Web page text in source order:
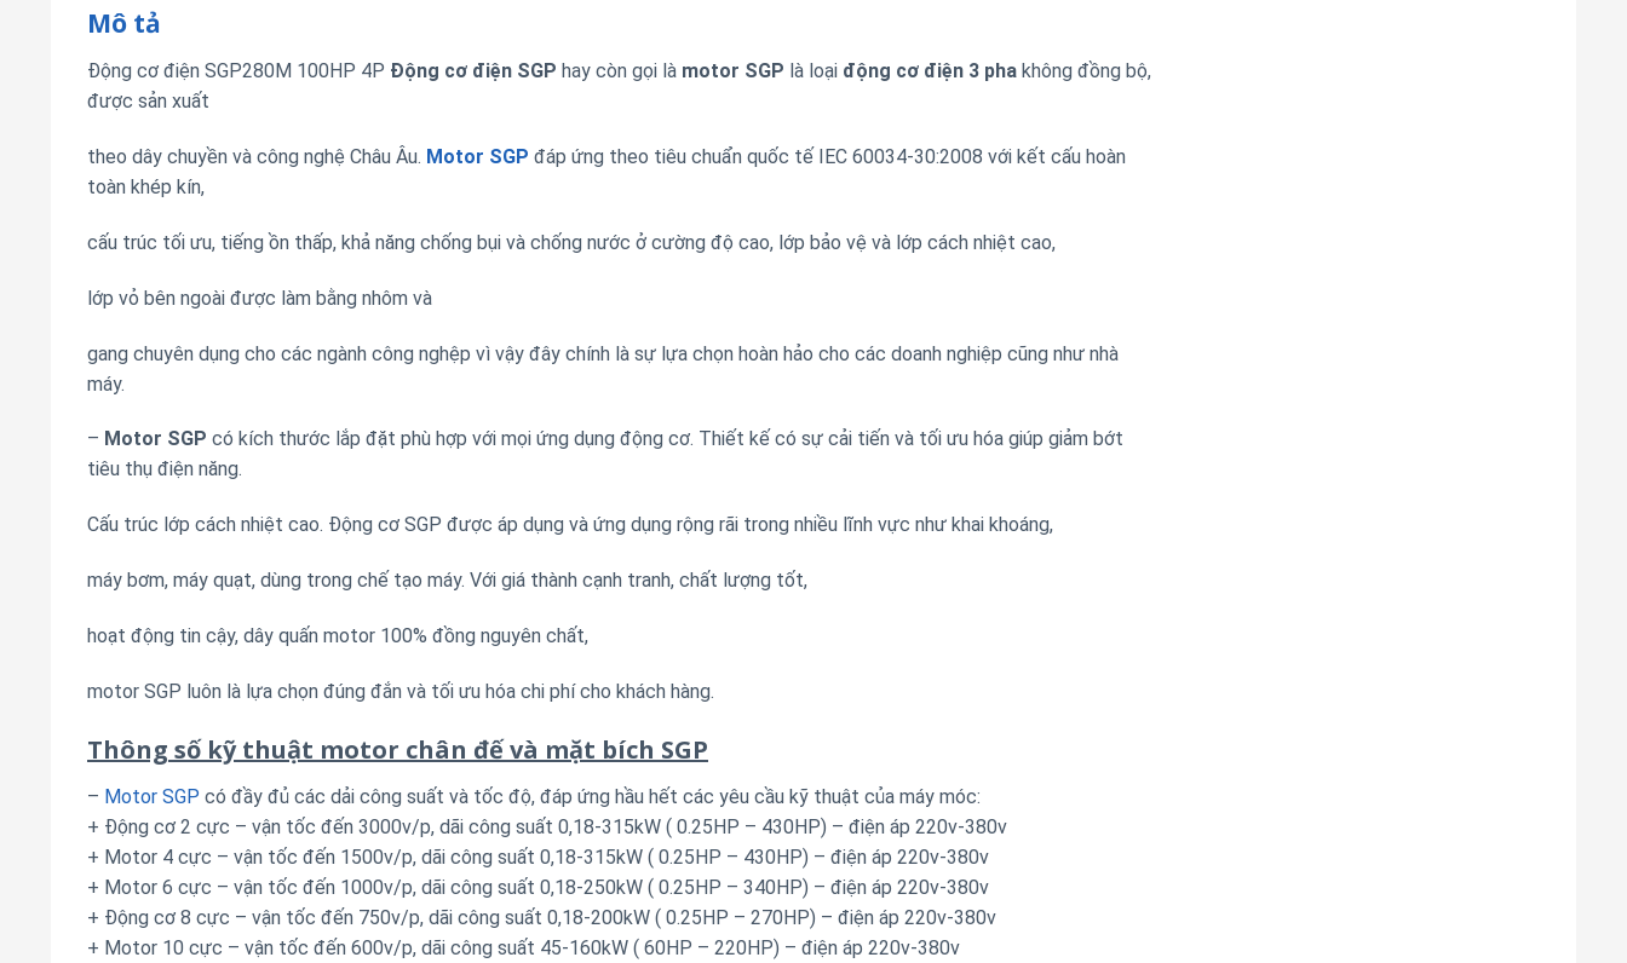
Mô tả
Động cơ điện SGP280M 100HP 4P Động cơ điện SGP hay còn gọi là motor SGP là loại động cơ điện 3 pha không đồng bộ,
được sản xuất
theo dây chuyền và công nghệ Châu Âu. Motor SGP đáp ứng theo tiêu chuẩn quốc tế IEC 60034-30:2008 với kết cấu hoàn
toàn khép kín,
cấu trúc tối ưu, tiếng ồn thấp, khả năng chống bụi và chống nước ở cường độ cao, lớp bảo vệ và lớp cách nhiệt cao,
lớp vỏ bên ngoài được làm bằng nhôm và
gang chuyên dụng cho các ngành công nghệp vì vậy đây chính là sự lựa chọn hoàn hảo cho các doanh nghiệp cũng như nhà
máy.
– Motor SGP có kích thước lắp đặt phù hợp với mọi ứng dụng động cơ. Thiết kế có sự cải tiến và tối ưu hóa giúp giảm bớt
tiêu thụ điện năng.
Cấu trúc lớp cách nhiệt cao. Động cơ SGP được áp dụng và ứng dụng rộng rãi trong nhiều lĩnh vực như khai khoáng,
máy bơm, máy quạt, dùng trong chế tạo máy. Với giá thành cạnh tranh, chất lượng tốt,
hoạt động tin cậy, dây quấn motor 100% đồng nguyên chất,
motor SGP luôn là lựa chọn đúng đắn và tối ưu hóa chi phí cho khách hàng.
Thông số kỹ thuật motor chân đế và mặt bích SGP
– Motor SGP có đầy đủ các dải công suất và tốc độ, đáp ứng hầu hết các yêu cầu kỹ thuật của máy móc:
+ Động cơ 2 cực – vận tốc đến 3000v/p, dãi công suất 0,18-315kW ( 0.25HP – 430HP) – điện áp 220v-380v
+ Motor 4 cực – vận tốc đến 1500v/p, dãi công suất 0,18-315kW ( 0.25HP – 430HP) – điện áp 220v-380v
+ Motor 6 cực – vận tốc đến 1000v/p, dãi công suất 0,18-250kW ( 0.25HP – 340HP) – điện áp 220v-380v
+ Động cơ 8 cực – vận tốc đến 750v/p, dãi công suất 0,18-200kW ( 0.25HP – 270HP) – điện áp 220v-380v
+ Motor 10 cực – vận tốc đến 600v/p, dãi công suất 45-160kW ( 60HP – 220HP) – điện áp 220v-380v